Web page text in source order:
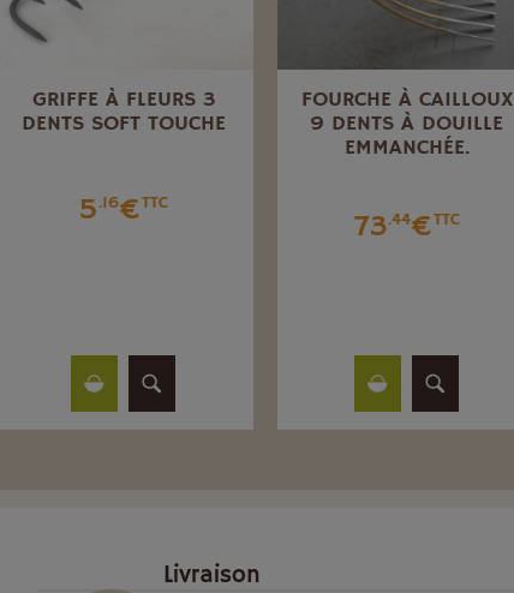
GRIFFE À FLEURS 3
DENTS SOFT TOUCHE
5.16€TTC
FOURCHE À CAILLOUX
9 DENTS À DOUILLE
EMMANCHÉE.
73.44€TTC
Livraison